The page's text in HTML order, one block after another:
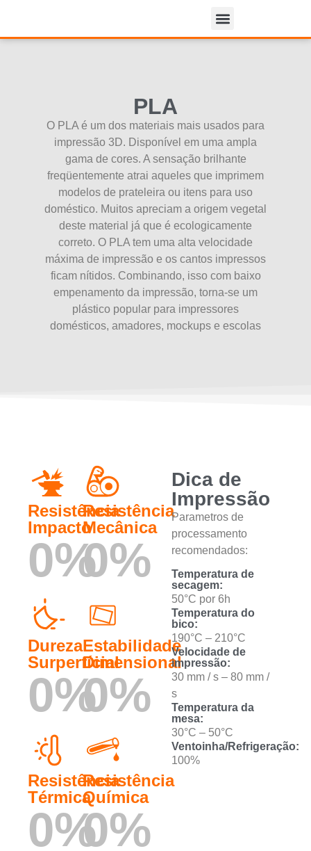
PLA
O PLA é um dos materiais mais usados para
impressão 3D. Disponível em uma ampla
gama de cores. A sensação brilhante
freqüentemente atrai aqueles que imprimem
modelos de prateleira ou itens para uso
doméstico. Muitos apreciam a origem vegetal
deste material já que é ecologicamente
correto. O PLA tem uma alta velocidade
máxima de impressão e os cantos impressos
ficam nítidos. Combinando, isso com baixo
empenamento da impressão, torna-se um
plástico popular para impressores
domésticos, amadores, mockups e escolas
Resistência
Impacto
0%
Resistência
Mecânica
0%
Dureza
Surperfícial
0%
Estabilidade
Dimensional
0%
Resistência
Térmica
0%
Resistência
Química
0%
Dica de
Impressão
Parametros de
processamento
recomendados:
Temperatura de
secagem:
50°C por 6h
Temperatura do
bico:
190°C – 210°C
Velocidade de
impressão:
30 mm / s – 80 mm /
s
Temperatura da
mesa:
30°C – 50°C
Ventoinha/Refrigeração:
100%